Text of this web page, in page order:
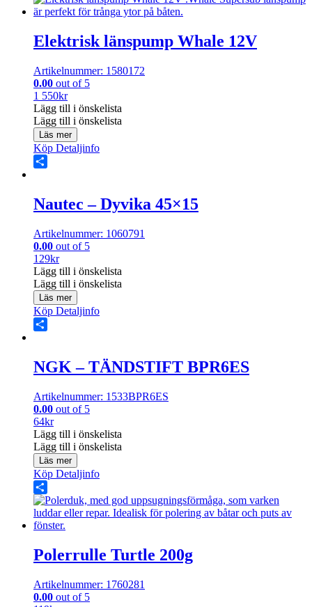
Elektrisk länspump Whale 12V
Artikelnummer: 1580172
0.00 out of 5
1 550kr
Lägg till i önskelista
Lägg till i önskelista
Läs mer
Köp Detaljinfo
Nautec – Dyvika 45×15
Artikelnummer: 1060791
0.00 out of 5
129kr
Lägg till i önskelista
Lägg till i önskelista
Läs mer
Köp Detaljinfo
NGK – TÄNDSTIFT BPR6ES
Artikelnummer: 1533BPR6ES
0.00 out of 5
64kr
Lägg till i önskelista
Lägg till i önskelista
Läs mer
Köp Detaljinfo
Share
Polerrulle Turtle 200g
Artikelnummer: 1760281
0.00 out of 5